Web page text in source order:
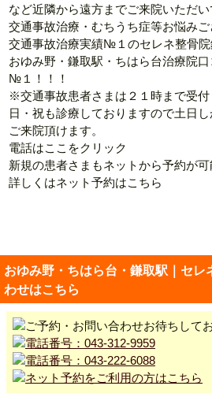
など近隣から遠方までご来院いただい
交通事故治療・むちうち症等お悩み
交通事故治療実績№１のセレネ整骨
おゆみ野・鎌取駅・ちはら台治療院
№１！！！
※交通事故患者さまは２１時まで受付
日・祝も診療しておりますので土日
ご来院頂けます。
電話はここをクリック
新規の患者さまもネットから予約が可
詳しくはネット予約はこちら
おゆみ野・ちはら台・鎌取駅｜セレ
わせはこちら